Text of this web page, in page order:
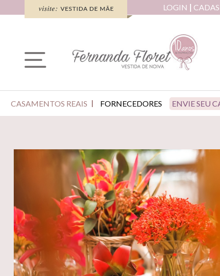
LOGIN
CASAMENTOS REAIS FORNECEDORES ENVIE SEU